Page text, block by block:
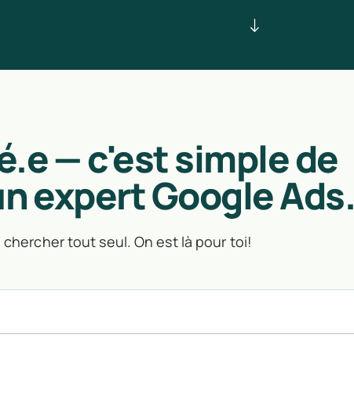
— c'est simple de
expert Google Ads.
tout seul. On est là pour toi!